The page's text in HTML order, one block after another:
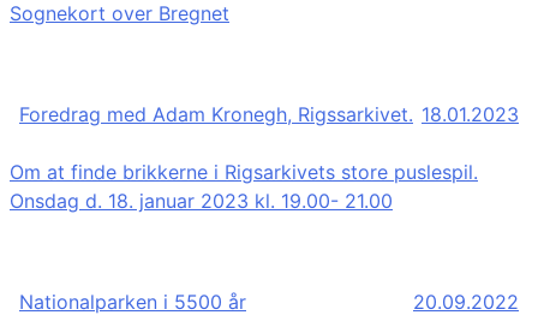
Sognekort over Bregnet
Foredrag med Adam Kronegh, Rigssarkivet. 18.01.2023
Om at finde brikkerne i Rigsarkivets store puslespil.
Onsdag d. 18. januar 2023 kl. 19.00- 21.00
Nationalparken i 5500 år 20.09.2022